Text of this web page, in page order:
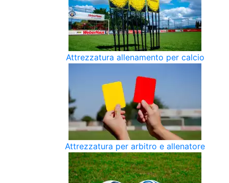
Attrezzatura allenamento per calcio
Attrezzatura per arbitro e allenatore